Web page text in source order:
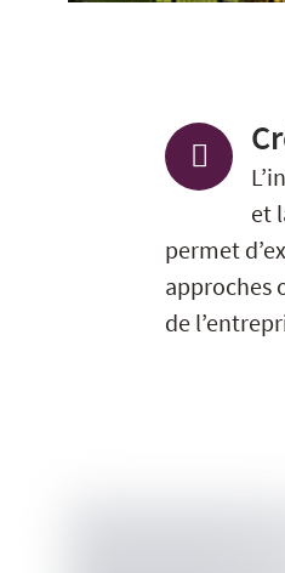
et
permet
approches
de